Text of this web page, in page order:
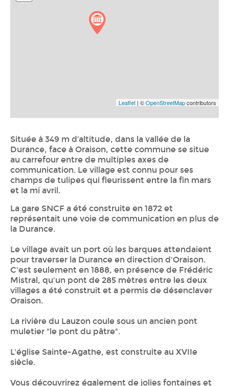
Leaflet | ©OpenStreetMapcontributors
Située à 349 m d’altitude, dans la vallée de la
Durance, face à Oraison, cette commune se situe
au carrefour entre de multiples axes de
communication. Le village est connu pour ses
champs de tulipes qui fleurissent entre la fin mars
et la mi avril.
La gare SNCF a été construite en 1872 et
représentait une voie de communication en plus de
la Durance.
Le village avait un port où les barques attendaient
pour traverser la Durance en direction d'Oraison.
C'est seulement en 1888, en présence de Frédéric
Mistral, qu'un pont de 285 mètres entre les deux
villages a été construit et a permis de désenclaver
Oraison.
La rivière du Lauzon coule sous un ancien pont
muletier "le pont du pâtre".
L'église Sainte-Agathe, est construite au XVIIe
siècle.
Vous découvrirez également de jolies fontaines et